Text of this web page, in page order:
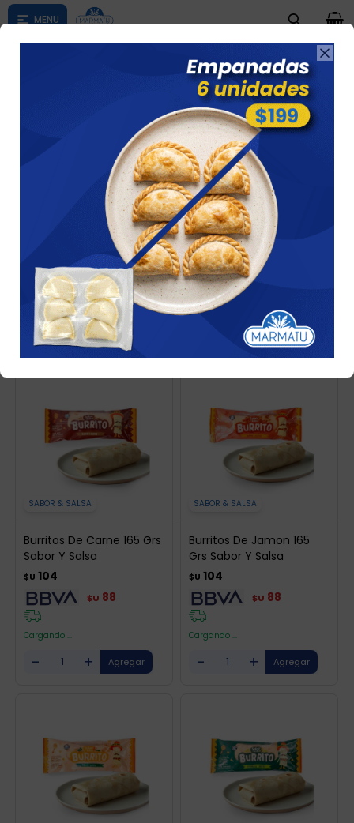

según su zona
0

COMIDAS PRONTAS
Ver 15 artículos
Recomendados
Filtrando por: Comidas prontas
SABOR & SALSA
Burritos De Carne 165 Grs
Sabor Y Salsa
$U 104
$U 88
Cargando ...
- +
SABOR & SALSA
Burritos De Jamon 165
Grs Sabor Y Salsa
$U 104
$U 88
Cargando ...
- +